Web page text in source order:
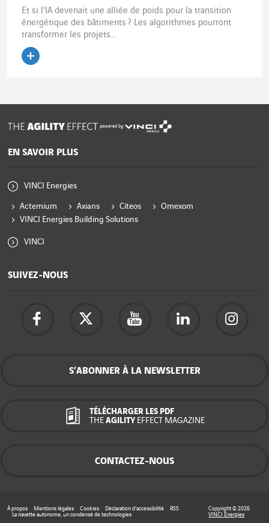
Et si l’IA devenait une alliée de poids pour la transition
énergétique des bâtiments ? Les algorithmes pourront
transformer les projets...
powered by
EN SAVOIR PLUS
VINCI Energies
Actemium Axians Citeos
Omexom
VINCI Energies Building Solutions
VINCI
SUIVEZ-NOUS
S’ABONNER À LA NEWSLETTER
TÉLÉCHARGER LES PDF
THE AGILITY EFFECT MAGAZINE
CONTACTEZ-NOUS
À propos Mentions légales Cookies Déclaration d’accessibilité
RSS
La navette autonome, un condensé de technologies
Copyright © 2026
VINCI Energies